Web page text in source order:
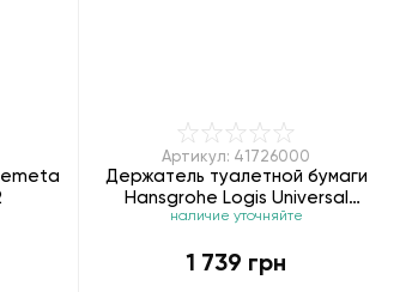
Артикул: 41726000
Держатель туалетной бумаги
Hansgrohe Logis Universal
41726000
наличие уточняйте
1 739 грн